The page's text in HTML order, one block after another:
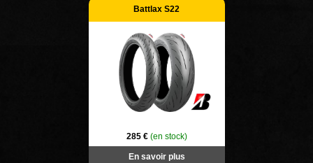
Battlax S22
285 € (en stock)
En savoir plus